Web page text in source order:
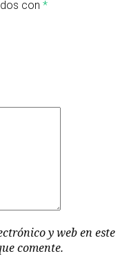
con *
y web en este
comente.